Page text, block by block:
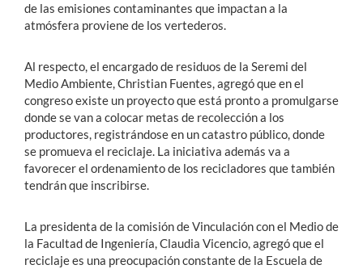
de las emisiones contaminantes que impactan a la
atmósfera proviene de los vertederos.
Al respecto, el encargado de residuos de la Seremi del
Medio Ambiente, Christian Fuentes, agregó que en el
congreso existe un proyecto que está pronto a promulgarse
donde se van a colocar metas de recolección a los
productores, registrándose en un catastro público, donde
se promueva el reciclaje. La iniciativa además va a
favorecer el ordenamiento de los recicladores que también
tendrán que inscribirse.
La presidenta de la comisión de Vinculación con el Medio de
la Facultad de Ingeniería, Claudia Vicencio, agregó que el
reciclaje es una preocupación constante de la Escuela de